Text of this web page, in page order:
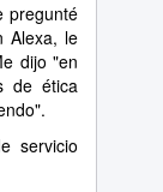
pregunté
Alexa, le
dijo "en
de ética
servicio